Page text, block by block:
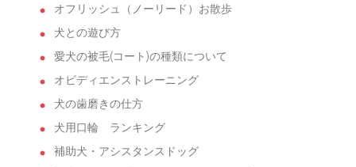
オフリッシュ（ノーリード）お散歩
犬との遊び方
愛犬の被毛(コート)の種類について
オビディエンストレーニング
犬の歯磨きの仕方
犬用口輪 ランキング
補助犬・アシスタンスドッグ